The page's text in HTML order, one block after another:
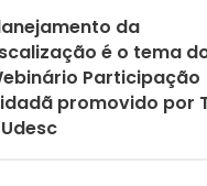
da
é o tema
Participação
promovido por